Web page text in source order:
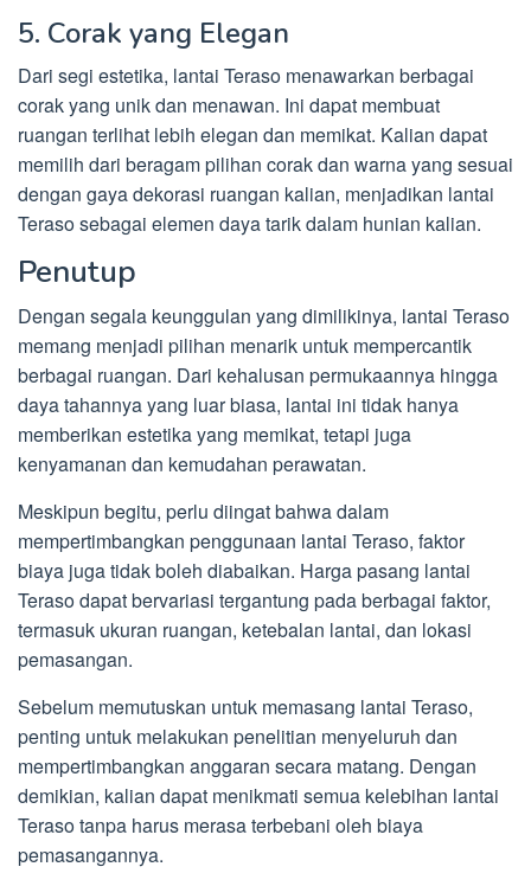
5. Corak yang Elegan
Dari segi estetika, lantai Teraso menawarkan berbagai
corak yang unik dan menawan. Ini dapat membuat
ruangan terlihat lebih elegan dan memikat. Kalian dapat
memilih dari beragam pilihan corak dan warna yang sesuai
dengan gaya dekorasi ruangan kalian, menjadikan lantai
Teraso sebagai elemen daya tarik dalam hunian kalian.
Penutup
Dengan segala keunggulan yang dimilikinya, lantai Teraso
memang menjadi pilihan menarik untuk mempercantik
berbagai ruangan. Dari kehalusan permukaannya hingga
daya tahannya yang luar biasa, lantai ini tidak hanya
memberikan estetika yang memikat, tetapi juga
kenyamanan dan kemudahan perawatan.
Meskipun begitu, perlu diingat bahwa dalam
mempertimbangkan penggunaan lantai Teraso, faktor
biaya juga tidak boleh diabaikan. Harga pasang lantai
Teraso dapat bervariasi tergantung pada berbagai faktor,
termasuk ukuran ruangan, ketebalan lantai, dan lokasi
pemasangan.
Sebelum memutuskan untuk memasang lantai Teraso,
penting untuk melakukan penelitian menyeluruh dan
mempertimbangkan anggaran secara matang. Dengan
demikian, kalian dapat menikmati semua kelebihan lantai
Teraso tanpa harus merasa terbebani oleh biaya
pemasangannya.